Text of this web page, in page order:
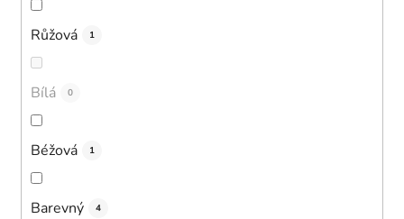
Růžová 1
Bílá 0
Béžová 1
Barevný 4